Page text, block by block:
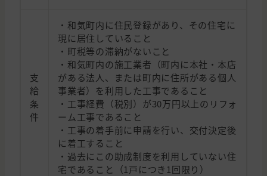
支
給
条
件
・和気町内に住民登録があり、その住宅に
現に居住していること
・町税等の滞納がないこと
・和気町内の施工業者（町内に本社・本店
がある法人、または町内に住所がある個人
事業者）を利用した工事であること
・工事経費（税別）が30万円以上のリフォ
ーム工事であること
・工事の着手前に申請を行い、交付決定後
に着工すること
・過去にこの助成制度を利用していない住
宅であること（1戸につき1回限り）